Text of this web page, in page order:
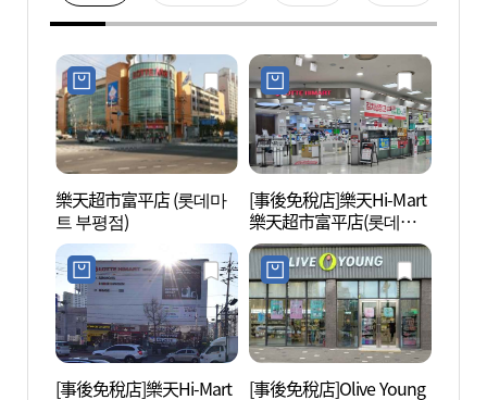
樂天超市富平店 (롯데마
트 부평점)
[事後免稅店]樂天Hi-Mart
樂天超市富平店(롯데하
이마트 롯데마트 부평점)
[事後免稅店]樂天Hi-Mart
[事後免稅店]Olive Young